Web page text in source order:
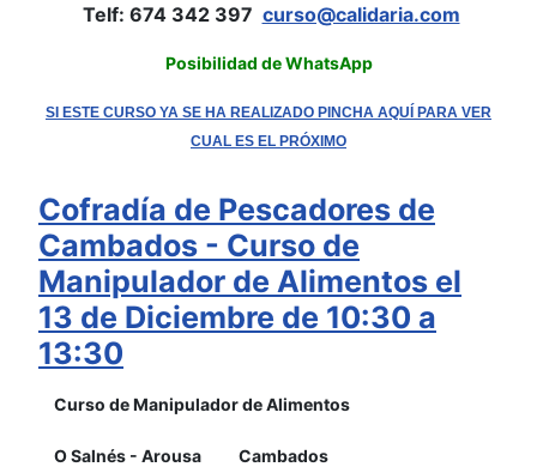
Telf: 674 342 397 curso@calidaria.com
Posibilidad de WhatsApp
SI ESTE CURSO YA SE HA REALIZADO PINCHA AQUÍ PARA VER
CUAL ES EL PRÓXIMO
Cofradía de Pescadores de
Cambados - Curso de
Manipulador de Alimentos el
13 de Diciembre de 10:30 a
13:30
Curso de Manipulador de Alimentos
O Salnés - Arousa Cambados